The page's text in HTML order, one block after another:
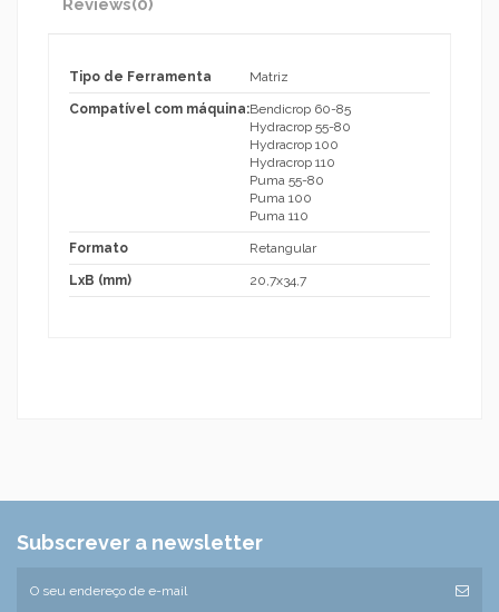
Tipo de Ferramenta Matriz
Compatível com máquina:Bendicrop 60-85
Hydracrop 55-80
Hydracrop 100
Hydracrop 110
Puma 55-80
Puma 100
Puma 110
Formato Retangular
LxB (mm) 20,7x34,7
Subscrever a newsletter